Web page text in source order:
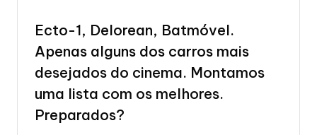
Ecto-1, Delorean, Batmóvel.
Apenas alguns dos carros mais
desejados do cinema. Montamos
uma lista com os melhores.
Preparados?